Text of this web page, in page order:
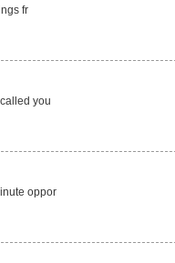
fr
you
oppor